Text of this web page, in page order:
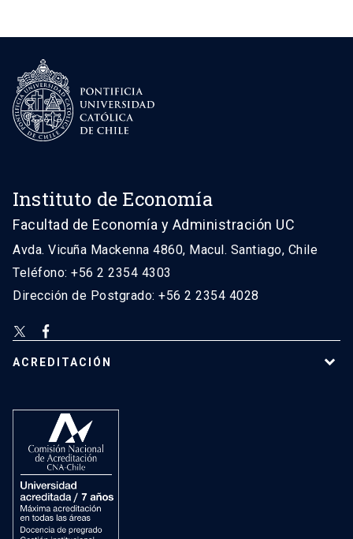
Instituto de Economía
Facultad de Economía y Administración UC
Avda. Vicuña Mackenna 4860, Macul. Santiago, Chile
Teléfono: +56 2 2354 4303
Dirección de Postgrado: +56 2 2354 4028
ACREDITACIÓN